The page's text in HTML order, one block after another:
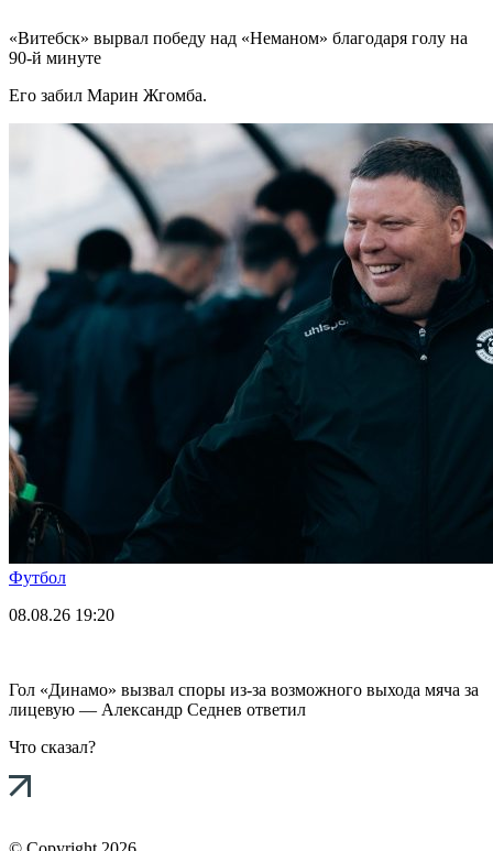
«Витебск» вырвал победу над «Неманом» благодаря голу на
90-й минуте
Его забил Марин Жгомба.
Футбол
08.08.26 19:20
Гол «Динамо» вызвал споры из-за возможного выхода мяча за
лицевую — Александр Седнев ответил
Что сказал?